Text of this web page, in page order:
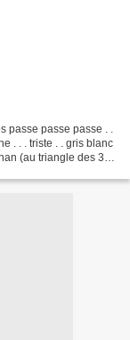
passe passe passe . .
. . . triste . . gris blanc
(au triangle des 3